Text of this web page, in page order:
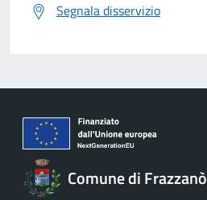
Segnala disservizio
Comune di Frazzanò